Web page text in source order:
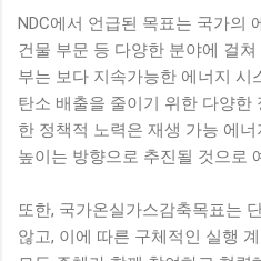
NDC에서 언급된 목표는 국가의
건물 부문 등 다양한 분야에 걸
부는 보다 지속가능한 에너지 시
탄소 배출을 줄이기 위한 다양한
한 정책적 노력은 재생 가능 에
높이는 방향으로 추진될 것으로
또한, 국가온실가스감축목표는
않고, 이에 따른 구체적인 실행